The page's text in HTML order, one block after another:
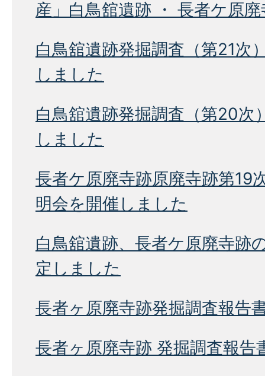
産」白鳥舘遺跡 ・ 長者ケ原
白鳥舘遺跡発掘調査（第21次
しました
白鳥舘遺跡発掘調査（第20次
しました
長者ケ原廃寺跡原廃寺跡第19
明会を開催しました
白鳥舘遺跡、長者ケ原廃寺跡
定しました
長者ヶ原廃寺跡発掘調査報告
長者ヶ原廃寺跡 発掘調査報告